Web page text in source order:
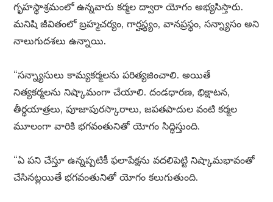
గృహస్థాశ్రమంలో ఉన్నవారు కర్మల ద్వారా యోగం అభ్యసిస్తారు.
మనిషి జీవితంలో బ్రహ్మచర్యం, గార్హస్థ్యం, వానప్రస్థం, సన్న్యాసం అని
నాలుగుదశలు ఉన్నాయి.
“సన్న్యాసులు కామ్యకర్మలను పరిత్యజించాలి. అయితే
నిత్యకర్మలను నిష్కామంగా చేయాలి. దండధారణ, భిక్షాటన,
తీర్థయాత్రలు, పూజాపురస్కారాలు, జపతపాదుల వంటి కర్మల
మూలంగా వారికి భగవంతునితో యోగం సిద్ధిస్తుంది.
“ఏ పని చేస్తూ ఉన్నప్పటికీ ఫలాపేక్షను వదలిపెట్టి నిష్కామభావంతో
చేసినట్లయితే భగవంతునితో యోగం కలుగుతుంది.